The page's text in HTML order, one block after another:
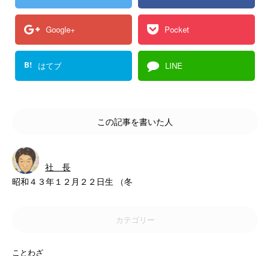
Google+ Pocket
B! はてブ LINE
この記事を書いた人
社 長
昭和４３年１２月２２日生 （冬
カテゴリー
ことわざ